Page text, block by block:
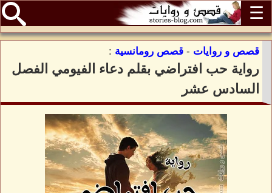
☰
قصص و روايات - قصص رومانسية :
رواية حب افتراضي بقلم دعاء الفيومي الفصل
السادس عشر